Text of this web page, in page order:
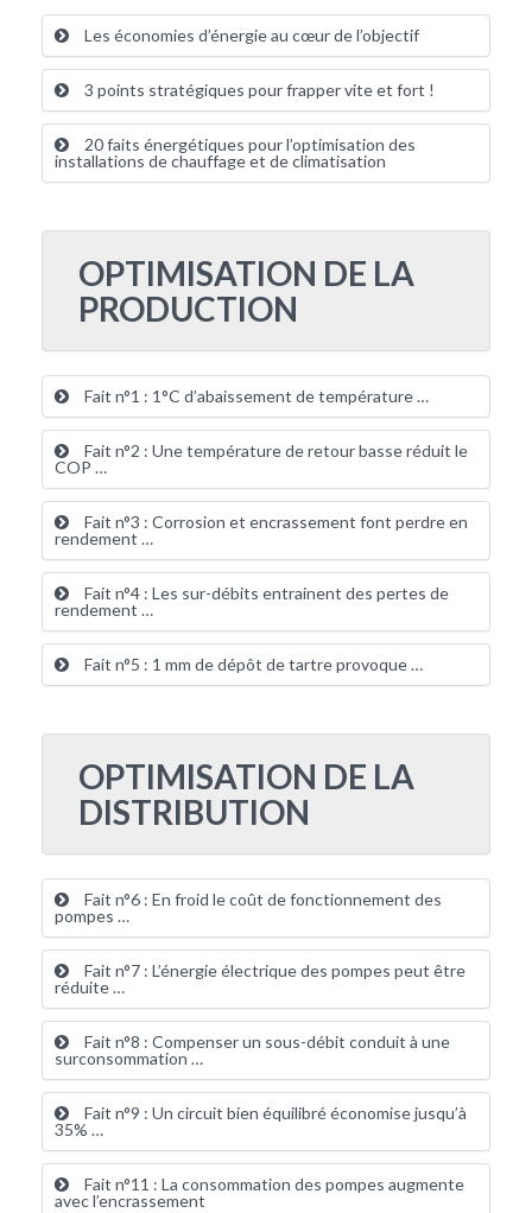
Les économies d’énergie au cœur de l’objectif
3 points stratégiques pour frapper vite et fort !
20 faits énergétiques pour l’optimisation des
installations de chauffage et de climatisation
OPTIMISATION DE LA
PRODUCTION
Fait n°1 : 1°C d’abaissement de température …
Fait n°2 : Une température de retour basse réduit le
COP …
Fait n°3 : Corrosion et encrassement font perdre en
rendement …
Fait n°4 : Les sur-débits entrainent des pertes de
rendement …
Fait n°5 : 1 mm de dépôt de tartre provoque …
OPTIMISATION DE LA
DISTRIBUTION
Fait n°6 : En froid le coût de fonctionnement des
pompes …
Fait n°7 : L’énergie électrique des pompes peut être
réduite …
Fait n°8 : Compenser un sous-débit conduit à une
surconsommation …
Fait n°9 : Un circuit bien équilibré économise jusqu’à
35% …
Fait n°11 : La consommation des pompes augmente
avec l’encrassement